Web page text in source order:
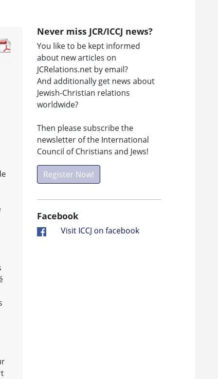
Never miss JCR/ICCJ news?
You like to be kept informed
about new articles on
JCRelations.net by email?
And additionally get news about
Jewish-Christian relations
worldwide?
Then please subscribe the
newsletter of the International
Council of Christians and Jews!
Register Now!
Facebook
Visit ICCJ on facebook